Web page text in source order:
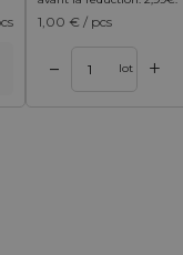
1,00 € / pcs
– lot +
Ajouter au